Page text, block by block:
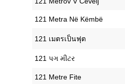
‎121 Metra Në Këmbë
‎121 เมตรเป็นฟุต
‎121 પગ મીટર
‎121 Metre Fite